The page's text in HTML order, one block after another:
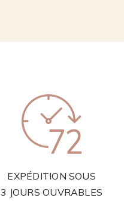
EXPÉDITION SOUS
3 JOURS OUVRABLES